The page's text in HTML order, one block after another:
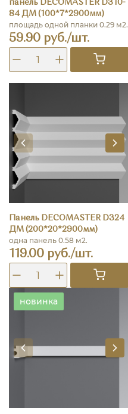
панель DECOMASTER D310-
84 ДМ (100*7*2900мм)
площадь одной планки 0.29 м2.
59.90 руб./шт.
Панель DECOMASTER D324
ДМ (200*20*2900мм)
одна панель 0.58 м2.
119.00 руб./шт.
новинка